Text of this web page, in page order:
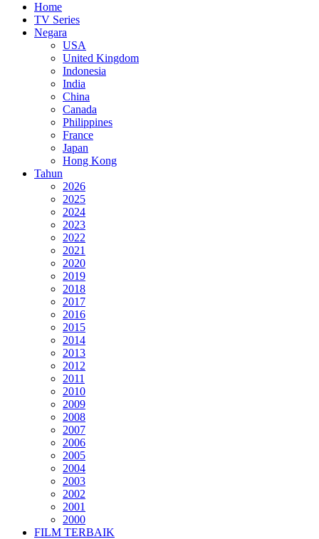
Home
TV Series
Negara
USA
United Kingdom
Indonesia
India
China
Canada
Philippines
France
Japan
Hong Kong
Tahun
2026
2025
2024
2023
2022
2021
2020
2019
2018
2017
2016
2015
2014
2013
2012
2011
2010
2009
2008
2007
2006
2005
2004
2003
2002
2001
2000
FILM TERBAIK